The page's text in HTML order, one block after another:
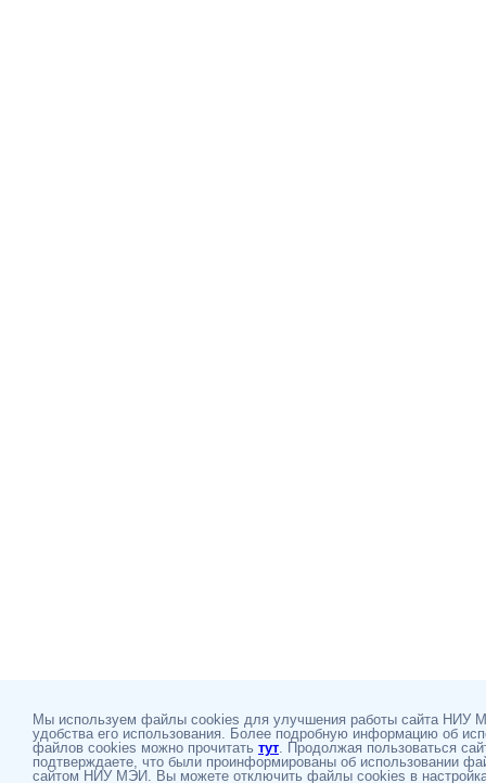
Мы используем файлы cookies для улучшения работы сайта НИУ
удобства его использования. Более подробную информацию об
файлов cookies можно прочитать тут. Продолжая пользоваться
подтверждаете, что были проинформированы об использовании
сайтом НИУ МЭИ. Вы можете отключить файлы cookies в